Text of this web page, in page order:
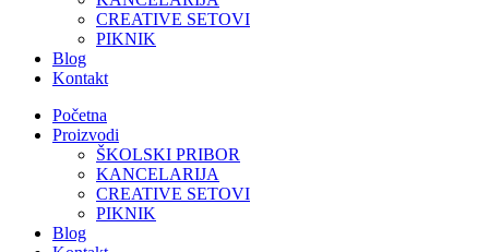
CREATIVE SETOVI
PIKNIK
Blog
Kontakt
Početna
Proizvodi
ŠKOLSKI PRIBOR
KANCELARIJA
CREATIVE SETOVI
PIKNIK
Blog